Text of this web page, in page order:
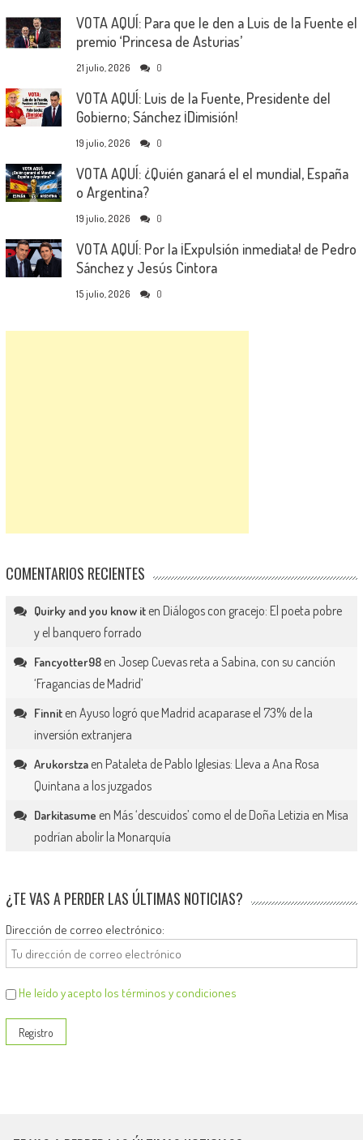
VOTA AQUÍ: Para que le den a Luis de la Fuente el
premio ‘Princesa de Asturias’
21 julio, 2026 0
VOTA AQUÍ: Luis de la Fuente, Presidente del
Gobierno; Sánchez ¡Dimisión!
19 julio, 2026 0
VOTA AQUÍ: ¿Quién ganará el el mundial, España
o Argentina?
19 julio, 2026 0
VOTA AQUÍ: Por la ¡Expulsión inmediata! de Pedro
Sánchez y Jesús Cintora
15 julio, 2026 0
COMENTARIOS RECIENTES
Quirky and you know iten Diálogos con gracejo: El poeta pobre
y el banquero forrado
Fancyotter98en Josep Cuevas reta a Sabina, con su canción
‘Fragancias de Madrid’
Finniten Ayuso logró que Madrid acaparase el 73% de la
inversión extranjera
Arukorstzaen Pataleta de Pablo Iglesias: Lleva a Ana Rosa
Quintana a los juzgados
Darkitasume en Más ‘descuidos’ como el de Doña Letizia en Misa
podrían abolir la Monarquía
¿TE VAS A PERDER LAS ÚLTIMAS NOTICIAS?
Dirección de correo electrónico:
He leído y acepto los términos y condiciones